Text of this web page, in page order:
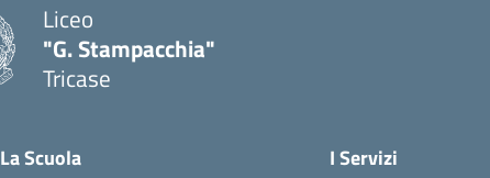
Liceo
"G. Stampacchia"
Tricase
La Scuola I Servizi